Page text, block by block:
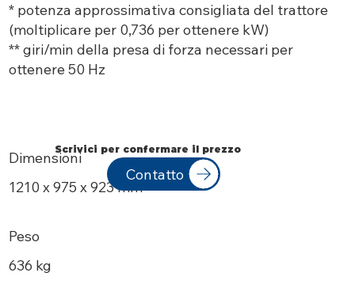
* potenza approssimativa consigliata del trattore
(moltiplicare per 0,736 per ottenere kW)
** giri/min della presa di forza necessari per
ottenere 50 Hz
Dimensioni
1210 x 975 x 923 mm
Peso
636 kg
Scrivici per confermare il prezzo
Contatto